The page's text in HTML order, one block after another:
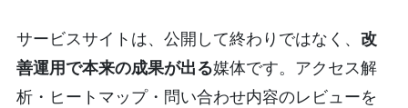
サービスサイトは、公開して終わりではなく、 改
善運用で本来の成果が出る媒体です。アクセス解
析・ヒートマップ・問い合わせ内容のレビューを